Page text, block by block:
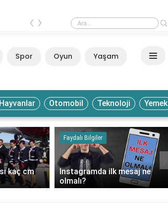
Evlilik teklifi sözden önce mi sonra mı?
‹ ›
Spor Oyun Yaşam
Otomobil Teknoloji Yemek
kaç cm
Faydalı Bilgiler
Instagramda ilk mesaj ne
olmalı?
›